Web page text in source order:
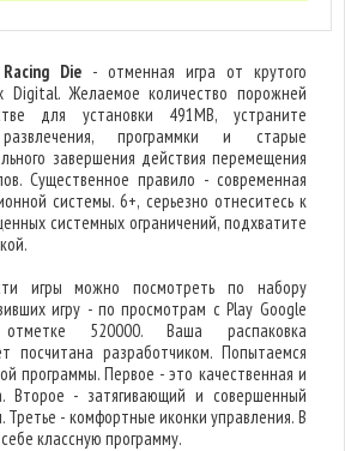
Die - отменная игра от крутого
Digital. Желаемое количество порожней
для установки 491MB, устраните
развлечения, программки и старые
завершения действия перемещения
Существенное правило - современная
системы. 6+, серьезно отнеситесь к
системных ограничений, подхватите
игры можно посмотреть по набору
игру - по просмотрам с Play Google
520000. Ваша распаковка
посчитана разработчиком. Попытаемся
программы. Первое - это качественная и
Второе - затягивающий и совершенный
- комфортные иконки управления. В
классную программу.